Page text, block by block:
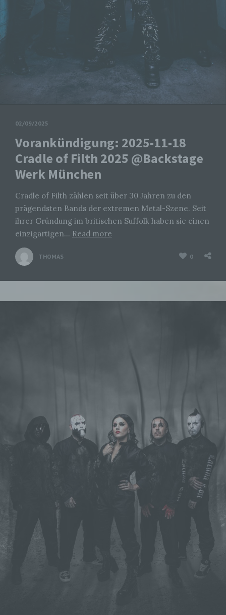
02/09/2025
Vorankündigung: 2025-11-18
Cradle of Filth 2025 @Backstage
Werk München
Cradle of Filth zählen seit über 30 Jahren zu den
prägendsten Bands der extremen Metal-Szene. Seit
ihrer Gründung im britischen Suffolk haben sie einen
einzigartigen… Read more
THOMAS 0